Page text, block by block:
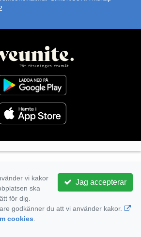
Jag accepterar
vi kakor
ska
för dig.
godkänner du att vi använder kakor.
cookies